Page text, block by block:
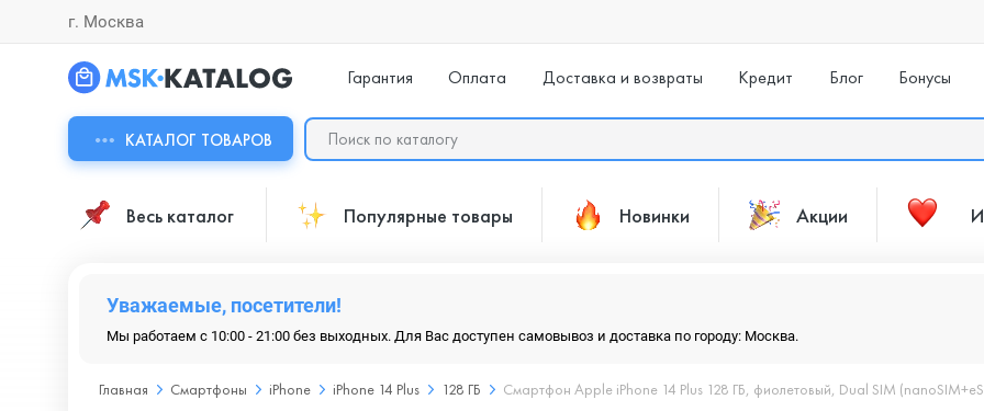
г. Москва
Гарантия Оплата Доставка и возвраты Кредит Блог Бонусы
КАТАЛОГ ТОВАРОВ
Весь каталог Популярные товары Новинки Акции
Уважаемые, посетители!
Мы работаем с 10:00 - 21:00 без выходных. Для Вас доступен самовывоз и доставка по городу: Москва.
Главная Смартфоны iPhone iPhone 14 Plus 128 ГБ Смартфон Apple iPhone 14 Plus 128 ГБ, фиолетовый, Dual SIM